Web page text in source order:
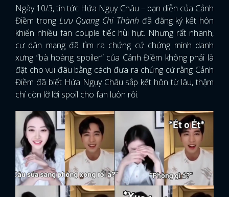
Ngày 10/3, tin tức Hứa Ngụy Châu – bạn diễn của Cảnh
Điềm trongLưu Quang Chi Thành đã đăng ký kết hôn
khiến nhiều fan couple tiếc hùi hụt. Nhưng rất nhanh,
cư dân mạng đã tìm ra chứng cứ chứng minh danh
xưng “bà hoàng spoiler” của Cảnh Điềm không phải là
đặt cho vui đâu bằng cách đưa ra chứng cứ rằng Cảnh
Điềm đã biết Hứa Ngụy Châu sắp kết hôn từ lâu, thậm
chí còn lỡ lời spoil cho fan luôn rồi.